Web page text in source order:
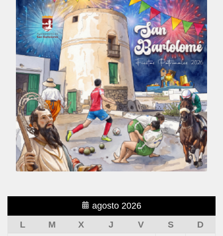
agosto 2026
L
M X J V S
D